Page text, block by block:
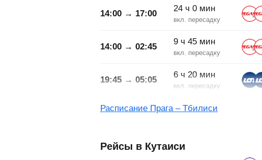
14:00 → 17:00
24 ч 0 мин
14:00 → 02:45
9 ч 45 мин
19:45 → 05:05
6 ч 20 мин
Расписание Прага – Тбилиси
Рейсы в Кутаиси